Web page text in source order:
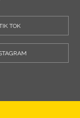
TOK